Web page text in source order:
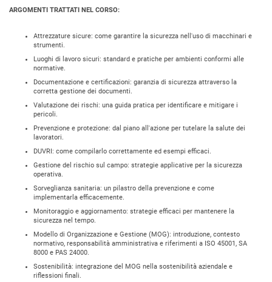
ARGOMENTI TRATTATI NEL CORSO:
Attrezzature sicure: come garantire la sicurezza nell'uso di macchinari e
strumenti.​
Luoghi di lavoro sicuri: standard e pratiche per ambienti conformi alle
normative.​
Documentazione e certificazioni: garanzia di sicurezza attraverso la
corretta gestione dei documenti.​
Valutazione dei rischi: una guida pratica per identificare e mitigare i
pericoli.​
Prevenzione e protezione: dal piano all'azione per tutelare la salute dei
lavoratori.​
DUVRI: come compilarlo correttamente ed esempi efficaci.​
Gestione del rischio sul campo: strategie applicative per la sicurezza
operativa.​
Sorveglianza sanitaria: un pilastro della prevenzione e come
implementarla efficacemente.​
Monitoraggio e aggiornamento: strategie efficaci per mantenere la
sicurezza nel tempo.​
Modello di Organizzazione e Gestione (MOG): introduzione, contesto
normativo, responsabilità amministrativa e riferimenti a ISO 45001, SA
8000 e PAS 24000.​
Sostenibilità: integrazione del MOG nella sostenibilità aziendale e
riflessioni finali.​